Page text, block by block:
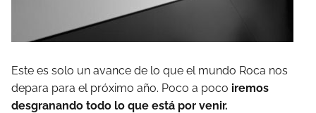
Este es solo un avance de lo que el mundo Roca nos
depara para el próximo año. Poco a poco iremos
desgranando todo lo que está por venir.